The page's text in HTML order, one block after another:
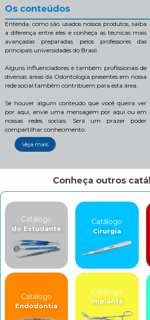
Os conteúdos
Entenda, como são usados nossos produtos, saiba
a diferença entre eles e conheça as técnicas mais
avançadas preparadas pelos professores das
principais universidades do Brasil.
Alguns influenciadores e também profissionais de
diversas áreas da Odontologia presentes em nossa
rede social também contribuem para esta área.
Se houver algum conteúdo que você queira ver
por aqui, envie uma mensagem por aqui ou em
nossas redes sociais. Será um prazer poder
compartilhar conhecimento.
Veja mais
Conheça outros
Catálogo
do Estudante
Catálogo
Cirurgia
Catálogo
Endodontia
Catálogo
Implante